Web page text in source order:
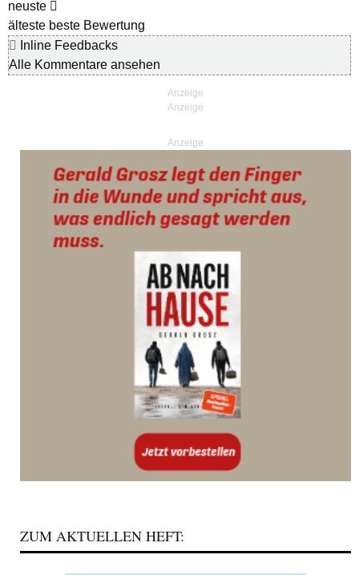
neuste
älteste beste Bewertung
Inline Feedbacks
Alle Kommentare ansehen
Anzeige
ZUM AKTUELLEN HEFT: